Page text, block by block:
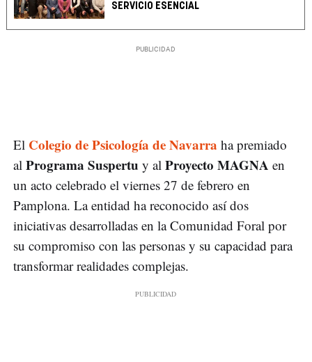
SERVICIO ESENCIAL
El Colegio de Psicología de Navarra ha premiado
al Programa Suspertu y al Proyecto MAGNA en
un acto celebrado el viernes 27 de febrero en
Pamplona. La entidad ha reconocido así dos
iniciativas desarrolladas en la Comunidad Foral por
su compromiso con las personas y su capacidad para
transformar realidades complejas.